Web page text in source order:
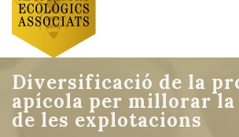
Diversificació de la
apícola per millorar
de les explotacions